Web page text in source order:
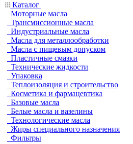
Каталог
Моторные масла
Трансмиссионные масла
Индустриальные масла
Масла для металлообработки
Масла с пищевым допуском
Пластичные смазки
Технические жидкости
Упаковка
Теплоизоляция и строительство
Косметика и фармацевтика
Базовые масла
Белые масла и вазелины
Технологические масла
Жиры специального назначения
Фильтры